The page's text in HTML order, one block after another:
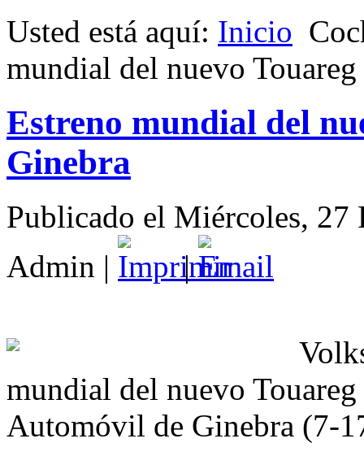
Usted está aquí: Inicio
mundial del nuevo
Estreno mundial del
Ginebra
Publicado el Miércoles, 27
Admin | |
mundial del nuevo
Automóvil de Ginebra (7-